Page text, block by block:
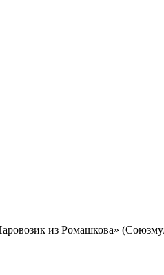
из Ромашкова»